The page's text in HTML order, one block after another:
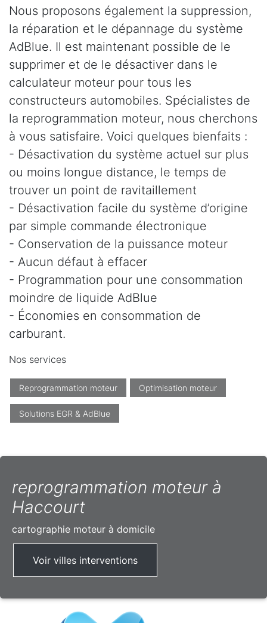
Nous proposons également la suppression,
la réparation et le dépannage du système
AdBlue. Il est maintenant possible de le
supprimer et de le désactiver dans le
calculateur moteur pour tous les
constructeurs automobiles. Spécialistes de
la reprogrammation moteur, nous cherchons
à vous satisfaire. Voici quelques bienfaits :
- Désactivation du système actuel sur plus
ou moins longue distance, le temps de
trouver un point de ravitaillement
- Désactivation facile du système d’origine
par simple commande électronique
- Conservation de la puissance moteur
- Aucun défaut à effacer
- Programmation pour une consommation
moindre de liquide AdBlue
- Économies en consommation de
carburant.
Nos services
Reprogrammation moteur Optimisation moteur
Solutions EGR & AdBlue
reprogrammation moteur à
Haccourt
cartographie moteur à domicile
Voir villes interventions